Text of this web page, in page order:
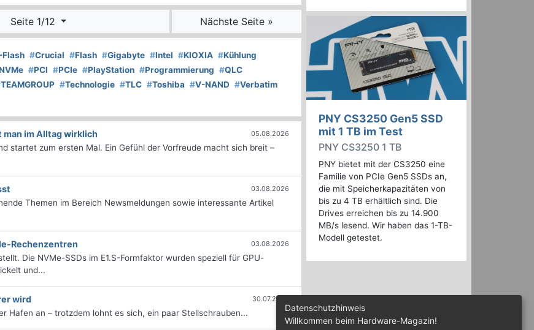
Seite 1/12 Nächste Seite »
Flash #Crucial #Flash #Gigabyte #Intel #KIOXIA #Kühlung
#PCI #PCIe #PlayStation #Programmierung #QLC
TEAMGROUP #Technologie #TLC #Toshiba #V-NAND #Verbatim
man im Alltag wirklich 05.08.2026
startet zum ersten Mal. Ein Gefühl der Vorfreude macht sich breit –
03.08.2026
Themen im Bereich Newsmeldungen sowie interessante Artikel
Rechenzentren 03.08.2026
Die NVMe-SSDs im E1.S-Formfaktor wurden speziell für GPU-
und...
wird 30.07.2026
Hafen an – trotzdem lohnt es sich, ein paar Stellschrauben...
PNY CS3250 Gen5 SSD
mit 1 TB im Test
PNY CS3250 1 TB
PNY bietet mit der CS3250 eine
Familie von PCIe Gen5 SSDs an,
die mit Speicherkapazitäten von
bis zu 4 TB erhältlich sind. Die
Drives erreichen bis zu 14.900
MB/s lesend. Wir haben das 1-TB-
Modell getestet.
Datenschutzhinweis
Willkommen beim Hardware-Magazin!